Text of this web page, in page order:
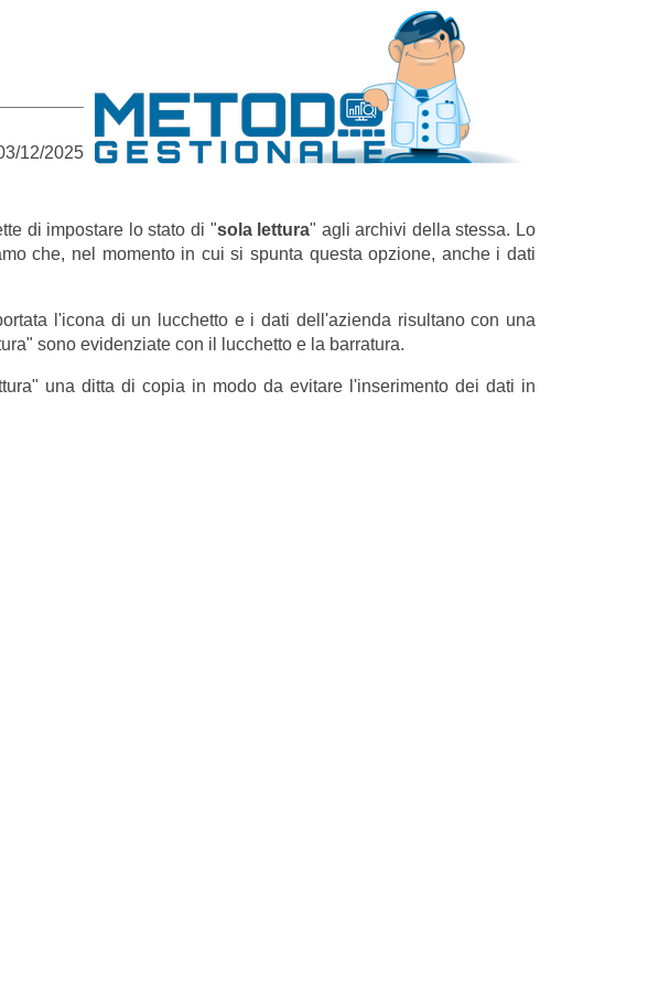
12/2025
di impostare lo stato di "sola lettura" agli archivi della stessa. Lo
che, nel momento in cui si spunta questa opzione, anche i dati
l'icona di un lucchetto e i dati dell'azienda risultano con una
sono evidenziate con il lucchetto e la barratura.
una ditta di copia in modo da evitare l'inserimento dei dati in